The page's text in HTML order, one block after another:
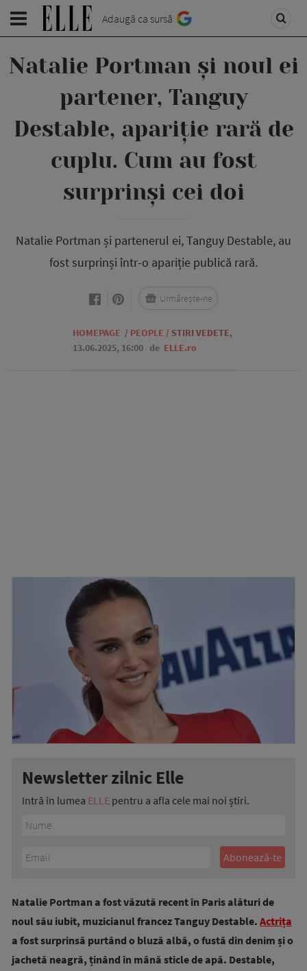
Adaugă ca sursă
Natalie Portman și noul ei
partener, Tanguy
Destable, apariție rară de
cuplu. Cum au fost
surprinși cei doi
Natalie Portman și partenerul ei, Tanguy Destable, au
fost surprinși într-o apariție publică rară.
HOMEPAGE / PEOPLE / STIRI VEDETE,
13.06.2025, 16:00 de ELLE.ro
Urmărește-ne
Newsletter zilnic Elle
Intră în lumea ELLE pentru a afla cele mai noi știri.
Natalie Portman a fost văzută recent în Paris alături de
noul său iubit, muzicianul francez Tanguy Destable. Actrița
a fost surprinsă purtând o bluză albă, o fustă din denim și o
jachetă neagră, ținând în mână sticle de apă. Destable,